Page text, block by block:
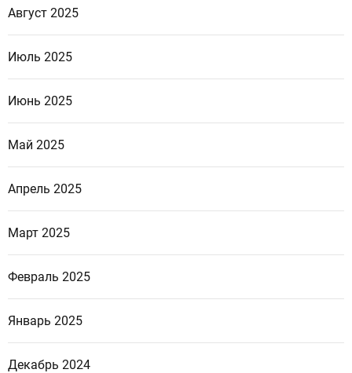
Август 2025
Июль 2025
Июнь 2025
Май 2025
Апрель 2025
Март 2025
Февраль 2025
Январь 2025
Декабрь 2024